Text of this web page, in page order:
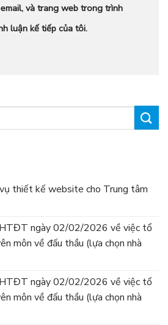
và trang web trong trình
luận kế tiếp của tôi.
thiết kế website cho Trung tâm
ngày 02/02/2026 về việc tổ
môn về đấu thầu (lựa chọn nhà
ngày 02/02/2026 về việc tổ
môn về đấu thầu (lựa chọn nhà